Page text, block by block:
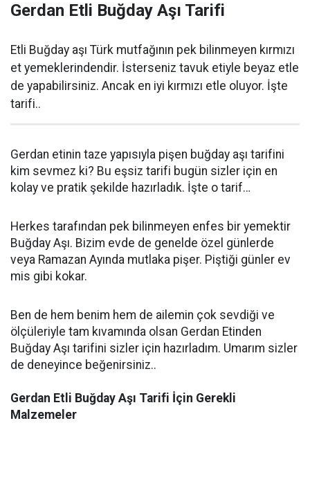
Gerdan Etli Buğday Aşı Tarifi
Etli Buğday aşı Türk mutfağının pek bilinmeyen kırmızı
et yemeklerindendir. İsterseniz tavuk etiyle beyaz etle
de yapabilirsiniz. Ancak en iyi kırmızı etle oluyor. İşte
tarifi..
Gerdan etinin taze yapısıyla pişen buğday aşı tarifini
kim sevmez ki? Bu eşsiz tarifi bugün sizler için en
kolay ve pratik şekilde hazırladık. İşte o tarif…
Herkes tarafından pek bilinmeyen enfes bir yemektir
Buğday Aşı. Bizim evde de genelde özel günlerde
veya Ramazan Ayında mutlaka pişer. Piştiği günler ev
mis gibi kokar.
Ben de hem benim hem de ailemin çok sevdiği ve
ölçüleriyle tam kıvamında olsan Gerdan Etinden
Buğday Aşı tarifini sizler için hazırladım. Umarım sizler
de deneyince beğenirsiniz..
Gerdan Etli Buğday Aşı Tarifi İçin Gerekli
Malzemeler